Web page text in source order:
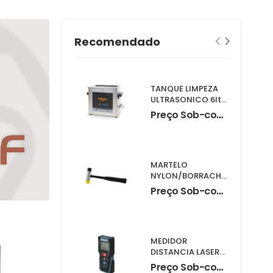
Recomendado
TANQUE LIMPEZA
ULTRASONICO 6lts
1895-6
Preço Sob-consulta
MARTELO
NYLON/BORRACHA
840grs M07016 Preço Sob-consulta
MEDIDOR
DISTANCIA LASER
LD030P
Preço Sob-consulta